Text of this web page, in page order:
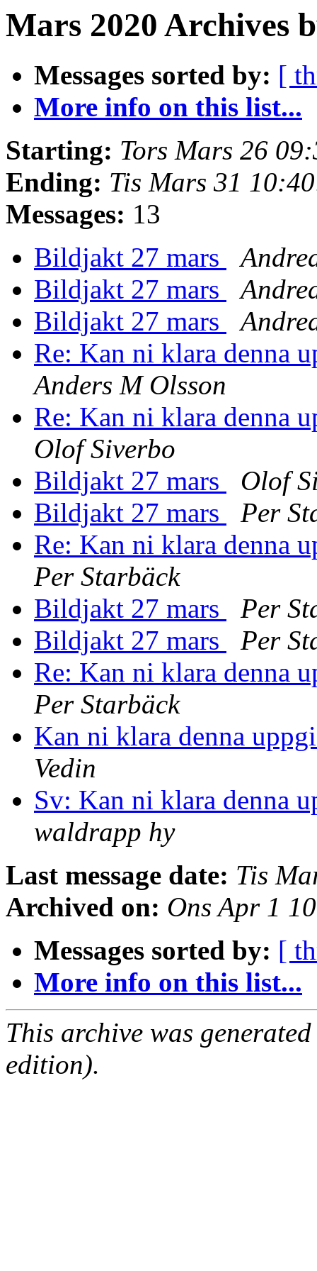
Mars 2020 Archives
Messages sorted by: [
More info on this list...
Starting: Tors Mars 26
Ending: Tis Mars 31
Messages: 13
Bildjakt 27 mars
Bildjakt 27 mars
Bildjakt 27 mars
Re: Kan ni klara denna
Anders M Olsson
Re: Kan ni klara denna
Olof Siverbo
Bildjakt 27 mars
Olof
Bildjakt 27 mars
Per
Re: Kan ni klara denna
Per Starbäck
Bildjakt 27 mars
Per
Bildjakt 27 mars
Per
Re: Kan ni klara denna
Per Starbäck
Kan ni klara denna
Vedin
Sv: Kan ni klara denna
waldrapp hy
Last message date: Tis
Archived on: Ons Apr 1
Messages sorted by: [
More info on this list...
This archive was
edition).